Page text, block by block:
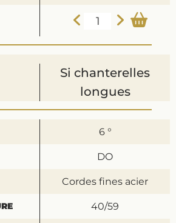
Si chanterelles
longues
6 °
DO
Cordes fines acier
40/59